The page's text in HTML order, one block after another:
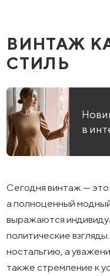
ВИНТАЖ
СТИЛЬ
в
Сегодня винтаж —
а полноценный
выражаются
политические
ностальгию, а
также стремление к